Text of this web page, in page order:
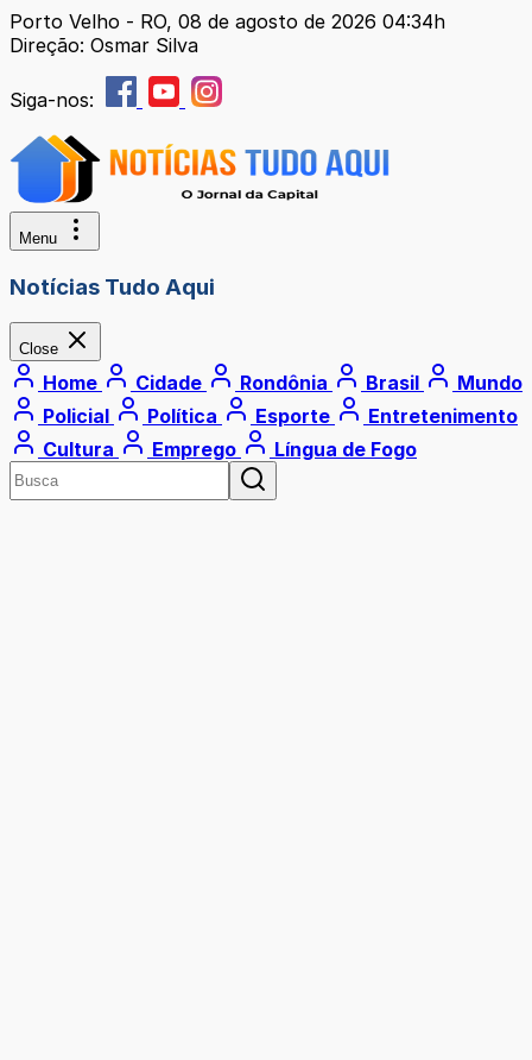
Porto Velho - RO, 08 de agosto de 2026 04:34h
Direção: Osmar Silva
Siga-nos:
Menu
Notícias Tudo Aqui
Close
Home Cidade Rondônia Brasil
Mundo
Policial
Política Esporte
Entretenimento
Cultura
Emprego Língua de Fogo